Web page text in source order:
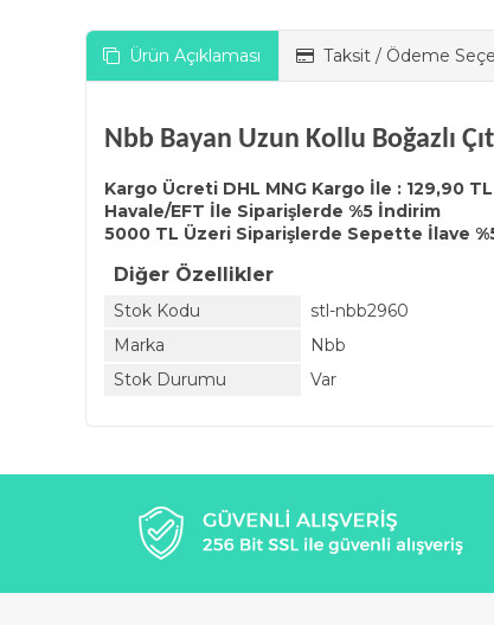
Ürün Açıklaması Taksit / Ödeme
Nbb Bayan Uzun Kollu Boğazlı
Kargo Ücreti DHL MNG Kargo İle : 129,90
Havale/EFT İle Siparişlerde %5 İndirim
5000 TL Üzeri Siparişlerde Sepette İlave
Diğer Özellikler
Stok Kodu
stl-nbb2960
Marka
Nbb
Stok Durumu
Var